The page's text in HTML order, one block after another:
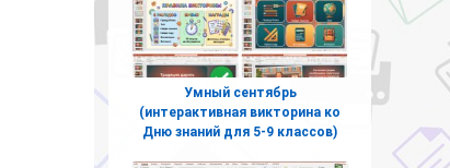
Умный сентябрь
(интерактивная викторина ко
Дню знаний для 5-9 классов)